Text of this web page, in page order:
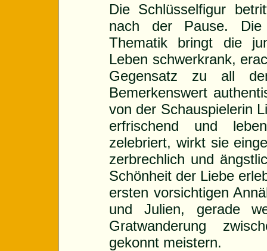
Die Schlüsselfigur
nach der Pause.
Thematik bringt die
Leben schwerkrank,
Gegensatz zu all
Bemerkenswert
von der Schauspielerin
erfrischend und
zelebriert, wirkt sie
zerbrechlich und
Schönheit der Liebe
ersten vorsichtigen
und Julien, gerade
Gratwanderung
gekonnt meistern.